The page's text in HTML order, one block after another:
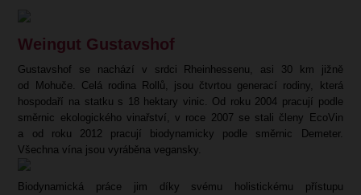
Weingut Gustavshof
Gustavshof se nachází v srdci Rheinhessenu, asi 30 km jižně
od Mohuče. Celá rodina Rollů, jsou čtvrtou generací rodiny, která
hospodaří na statku s 18 hektary vinic. Od roku 2004 pracují podle
směrnic ekologického vinařství, v roce 2007 se stali členy EcoVin
a od roku 2012 pracují biodynamicky podle směrnic Demeter.
Všechna vína jsou vyráběna vegansky.
Biodynamická práce jim díky svému holistickému přístupu